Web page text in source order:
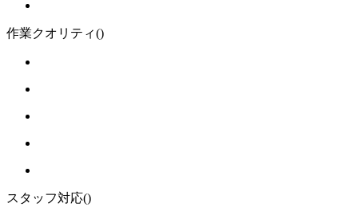
作業クオリティ()
スタッフ対応()